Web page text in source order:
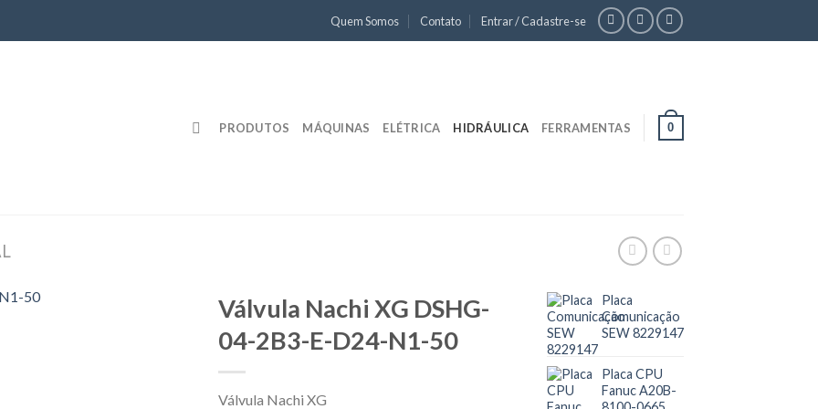
Quem Somos Contato Entrar / Cadastre-se
PRODUTOS MÁQUINAS ELÉTRICA HIDRÁULICA FERRAMENTAS 0
Válvula Nachi XG DSHG-
04-2B3-E-D24-N1-50
Válvula Nachi XG
Placa
Comunicação
SEW 8229147
Placa CPU
Fanuc A20B-